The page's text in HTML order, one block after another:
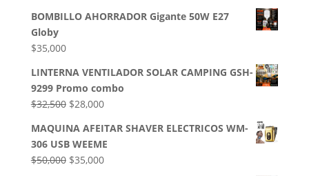
BOMBILLO AHORRADOR Gigante 50W E27
Globy
$35,000
LINTERNA VENTILADOR SOLAR CAMPING GSH-
9299 Promo combo
$32,500 El
original
era:
$32,500.
$28,000El
actual
es:
$28,000.
MAQUINA AFEITAR SHAVER ELECTRICOS WM-
306 USB WEEME
$50,000 El
$35,000El